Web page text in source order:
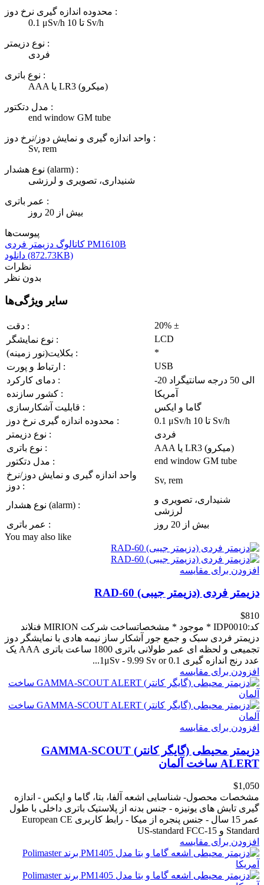
محدوده اندازه گیری نرخ دوز :
0.1 μSv/h تا 10 Sv/h
نوع دزیمتر :
فردی
نوع باتری :
AAA یا LR3 (میکرو)
مدل دتکتور :
end window GM tube
واحد اندازه گیری و نمایش دوز/نرخ دوز :
Sv, rem
نوع هشدار (alarm) :
شنیداری، تصویری و لرزشی
عمر باتری :
بیش از 20 روز
پیوست‌ها
کاتالوگ دزیمتر فردی PM1610B
دانلود (872.73KB)
نظرات
بدون نظر
سایر ویژگی‌ها
دقت :
20% ±
نوع نمایشگر :
LCD
بکلایت(نور زمینه) :
*
ارتباط و پورت :
USB
دمای کارکرد :
-20 الی 50 درجه سانتیگراد
کشور سازنده :
آمریکا
قابلیت آشکارسازی :
گاما و ایکس
محدوده اندازه گیری نرخ دوز :
0.1 μSv/h تا 10 Sv/h
نوع دزیمتر :
فردی
نوع باتری :
AAA یا LR3 (میکرو)
مدل دتکتور :
end window GM tube
واحد اندازه گیری و نمایش دوز/نرخ
دوز :
Sv, rem
نوع هشدار (alarm) :
شنیداری، تصویری و
لرزشی
عمر باتری :
بیش از 20 روز
You may also like
افزودن برای مقایسه
دزیمتر فردی (دزیمتر جیبی) RAD-60
‎$810
کد:IDP0010 * موجود * مشخصاتساخت شرکت MIRION فنلاند
دزیمتر فردی سبک و جمع جور آشکار ساز نیمه هادی با نمایشگر دوز
تجمیعی و لحظه ای عمر طولانی باتری 1800 ساعت باتری AAA یک
عدد رنج اندازه گیری 1μSv - 9.99 Sv or 0.1...
افزودن برای مقایسه
افزودن برای مقایسه
دزیمتر محیطی (گایگر کانتر) GAMMA-SCOUT
ALERT ساخت آلمان
‎$1,050
مشخصات محصول- شناسایی اشعه آلفا، بتا، گاما و ایکس - اندازه
گیری تابش های یونیزه - جنس بدنه از پلاستیک باتری داخلی با طول
عمر 15 سال - جنس پنجره از میکا - رابط کاربری European CE
Standard و US-standard FCC-15
افزودن برای مقایسه